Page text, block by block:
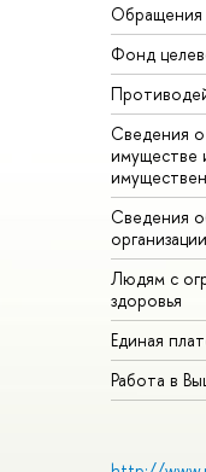
Фонд
Сведения
имуществе
Сведения
организации
Людям с
здоровья
Единая
Работа в